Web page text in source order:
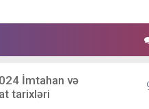
İmtahan və
tarixləri